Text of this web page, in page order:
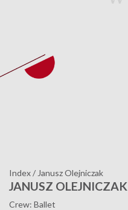
Index/ Janusz Olejniczak
JANUSZ OLEJNICZAK
Crew: Ballet